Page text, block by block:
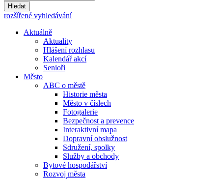
Hledat
rozšířené vyhledávání
Aktuálně
Aktuality
Hlášení rozhlasu
Kalendář akcí
Senioři
Město
ABC o městě
Historie města
Město v číslech
Fotogalerie
Bezpečnost a prevence
Interaktivní mapa
Dopravní obslužnost
Sdružení, spolky
Služby a obchody
Bytové hospodářství
Rozvoj města